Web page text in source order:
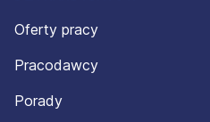
Oferty pracy
Pracodawcy
Porady